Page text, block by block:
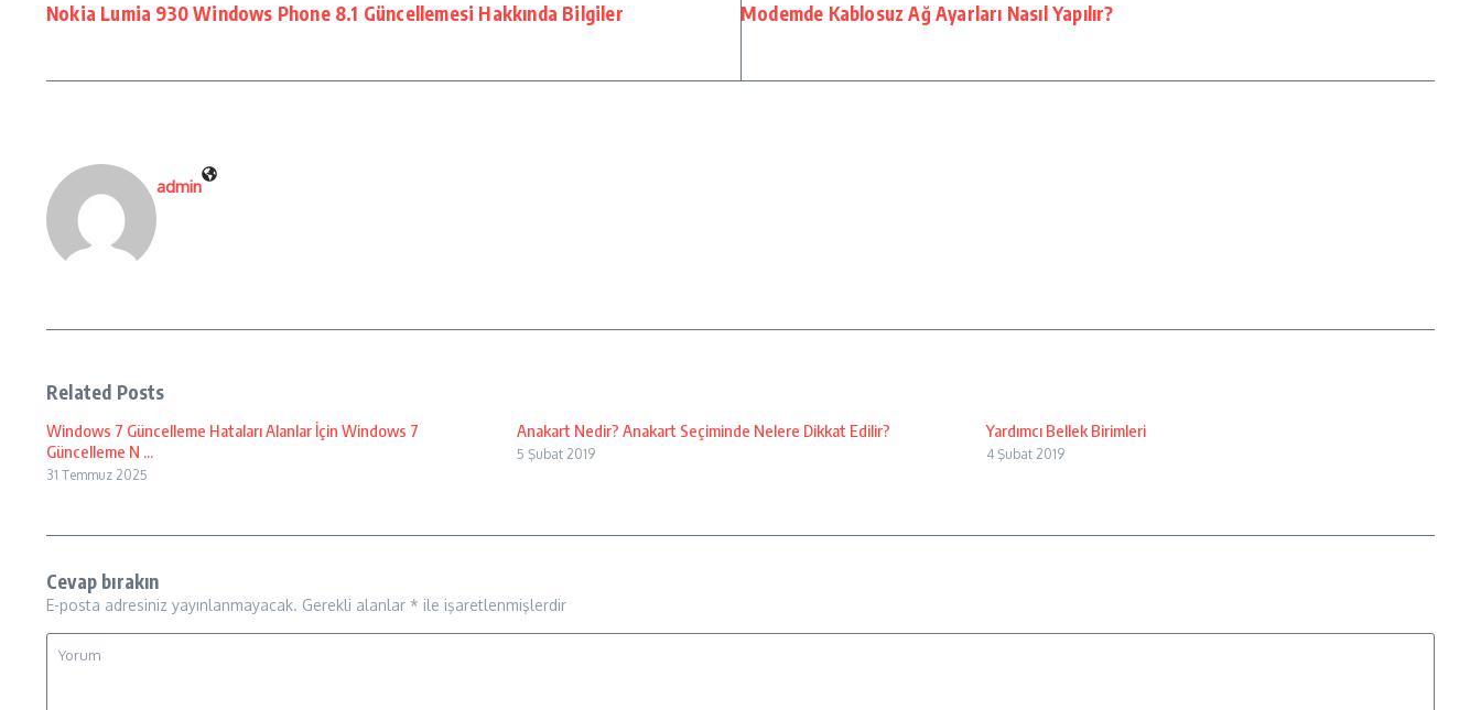
Nokia Lumia 930 Windows Phone 8.1 Güncellemesi Hakkında Bilgiler Modemde Kablosuz Ağ Ayarları Nasıl Yapılır?
admin
Related Posts
Windows 7 Güncelleme Hataları Alanlar İçin Windows 7
Güncelleme N ...
31 Temmuz 2025
Anakart Nedir? Anakart Seçiminde Nelere Dikkat Edilir?
5 Şubat 2019
Yardımcı Bellek Birimleri
4 Şubat 2019
Cevap bırakın
E-posta adresiniz yayınlanmayacak. Gerekli alanlar * ile işaretlenmişlerdir